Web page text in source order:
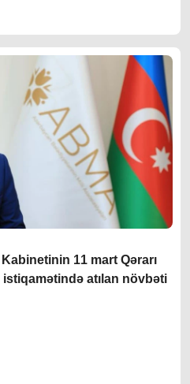
11 mart Qərarı
istiqamətində atılan növbəti